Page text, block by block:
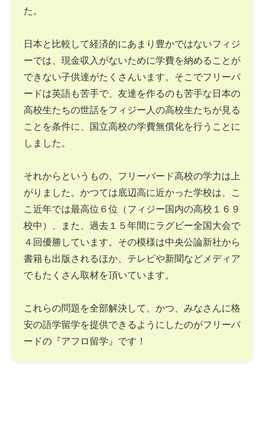
た。
日本と比較して経済的にあまり豊かではないフィジ
ーでは、現金収入がないために学費を納めることが
できない子供達がたくさんいます。そこでフリーバ
ードは英語も苦手で、友達を作るのも苦手な日本の
高校生たちの世話をフィジー人の高校生たちが見る
ことを条件に、国立高校の学費無償化を行うことに
しました。
それからというもの、フリーバード高校の学力は上
がりました。かつては底辺高に近かった学校は、こ
こ近年では最高位６位（フィジー国内の高校１６９
校中）、また、過去１５年間にラグビー全国大会で
４回優勝しています。その模様は中央公論新社から
書籍も出版されるほか、テレビや新聞などメディア
でもたくさん取材を頂いています。
これらの問題を全部解決して、かつ、みなさんに格
安の語学留学を提供できるようにしたのがフリーバ
ードの『アフロ留学』です！